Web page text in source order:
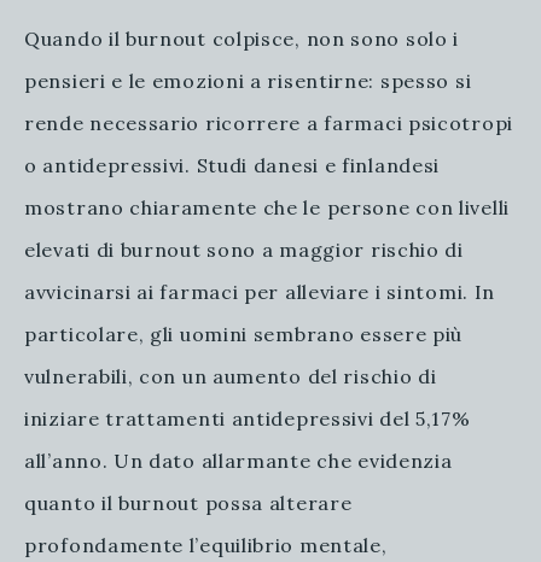
Quando il burnout colpisce, non sono solo i
pensieri e le emozioni a risentirne: spesso si
rende necessario ricorrere a farmaci psicotropi
o antidepressivi. Studi danesi e finlandesi
mostrano chiaramente che le persone con livelli
elevati di burnout sono a maggior rischio di
avvicinarsi ai farmaci per alleviare i sintomi. In
particolare, gli uomini sembrano essere più
vulnerabili, con un aumento del rischio di
iniziare trattamenti antidepressivi del 5,17%
all’anno. Un dato allarmante che evidenzia
quanto il burnout possa alterare
profondamente l’equilibrio mentale,